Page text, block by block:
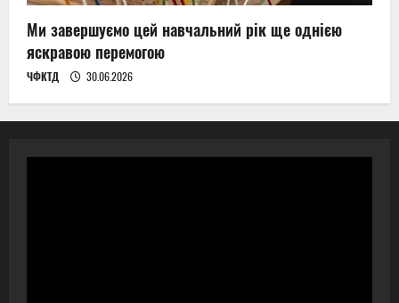
Ми завершуємо цей навчальний рік ще однією
яскравою перемогою
ЧФКТД 30.06.2026